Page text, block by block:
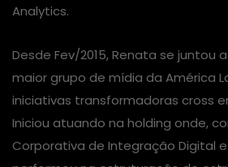
Analytics.
Desde Fev/2015, Renata se juntou
maior grupo de mídia da América
iniciativas transformadoras cross
Iniciou atuando na holding onde,
Corporativa de Integração Digital